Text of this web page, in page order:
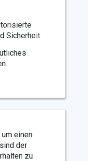
Sicherheit.
einen
der
zu